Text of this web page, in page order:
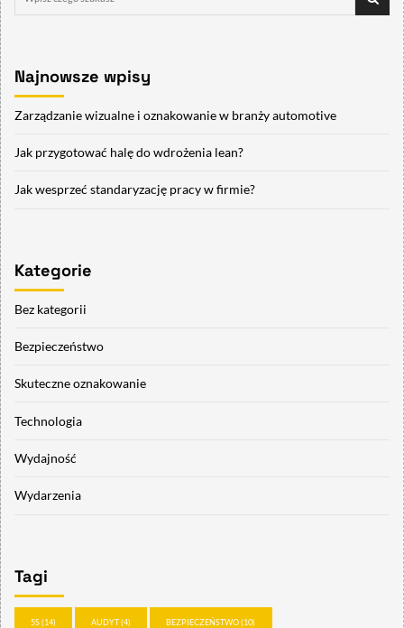
Najnowsze wpisy
Zarządzanie wizualne i oznakowanie w branży automotive
Jak przygotować halę do wdrożenia lean?
Jak wesprzeć standaryzację pracy w firmie?
Kategorie
Bez kategorii
Bezpieczeństwo
Skuteczne oznakowanie
Technologia
Wydajność
Wydarzenia
Tagi
5S(14) AUDYT(4) BEZPIECZEŃSTWO(10)